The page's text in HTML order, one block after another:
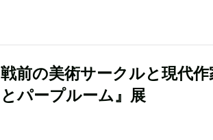
戦前の美術サークルと現代
とパープルーム』展